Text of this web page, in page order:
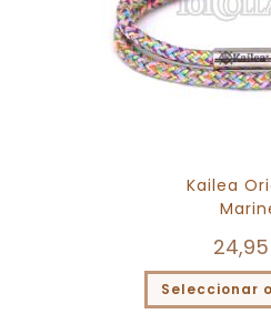
Kailea
24,95
Seleccionar